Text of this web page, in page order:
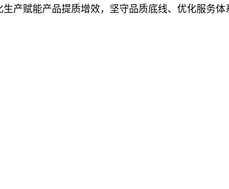
赋能产品提质增效，坚守品质底线、优化服务体